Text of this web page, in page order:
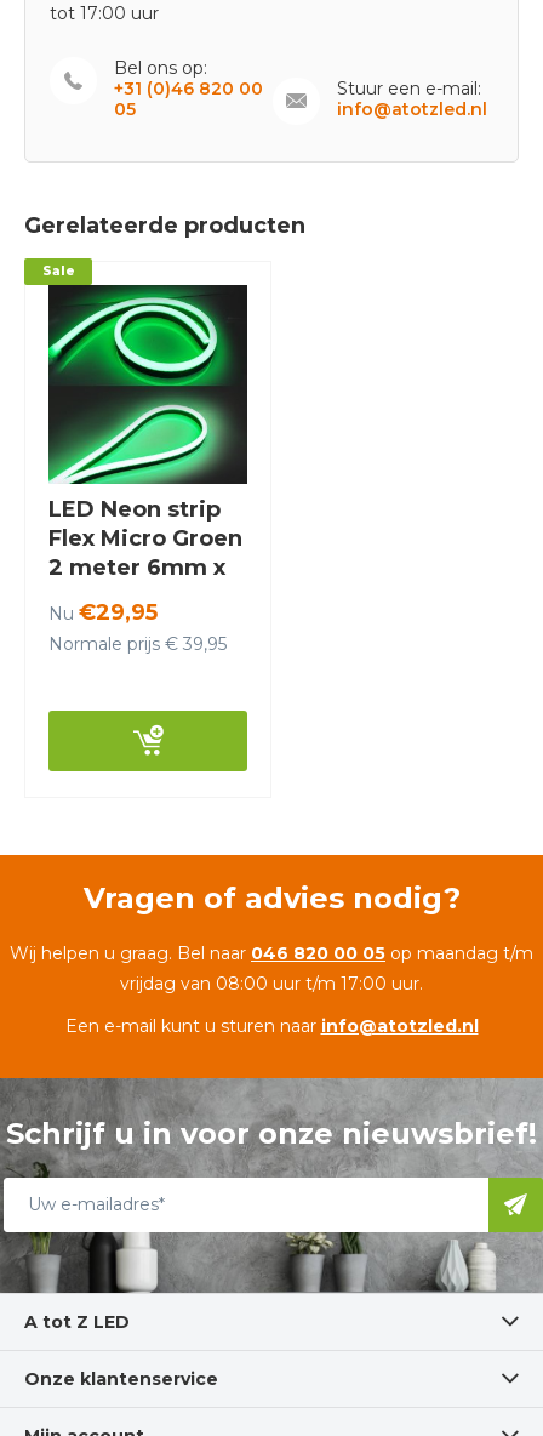
tot 17:00 uur
Bel ons op:
+31 (0)46 820 00
05
Stuur een e-mail:
info@atotzled.nl
Gerelateerde producten
LED Neon strip
Flex Micro Groen
2 meter 6mm x
12V
lichtnetadapter -
Sale
Nu €29,95
Normale prijs € 39,95
Vragen of advies nodig?
Wij helpen u graag. Bel naar 046 820 00 05 op maandag t/m
vrijdag van 08:00 uur t/m 17:00 uur.
Een e-mail kunt u sturen naar info@atotzled.nl
Schrijf u in voor onze nieuwsbrief!
A tot Z LED
Onze klantenservice